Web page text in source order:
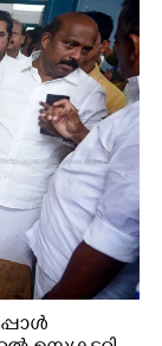
ടി. സിദ്ദിഖ്,
സമീപം